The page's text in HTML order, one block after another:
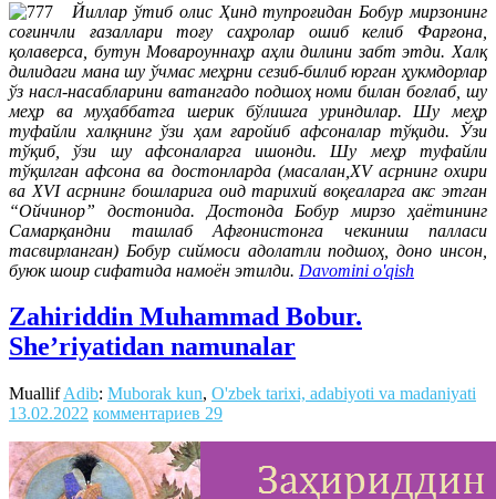
Йиллар ўтиб олис Ҳинд тупроғидан Бобур мирзонинг
соғинчли ғазаллари тоғу саҳролар ошиб келиб Фарғона,
қолаверса, бутун Мовароуннаҳр аҳли дилини забт этди. Халқ
дилидаги мана шу ўчмас меҳрни сезиб-билиб юрган ҳукмдорлар
ўз насл-насабларини ватангадо подшоҳ номи билан боғлаб, шу
меҳр ва муҳаббатга шерик бўлишга уриндилар. Шу меҳр
туфайли халқнинг ўзи ҳам ғаройиб афсоналар тўқиди. Ўзи
тўқиб, ўзи шу афсоналарга ишонди. Шу меҳр туфайли
тўқилган афсона ва достонларда (масалан,XV асрнинг охири
ва XVI асрнинг бошларига оид тарихий воқеаларга акс этган
“Ойчинор” достонида. Достонда Бобур мирзо ҳаётининг
Самарқандни ташлаб Афғонистонга чекиниш палласи
тасвирланган) Бобур сиймоси адолатли подшоҳ, доно инсон,
буюк шоир сифатида намоён этилди. Davomini o'qish
Zahiriddin Muhammad Bobur.
She’riyatidan namunalar
MuallifAdib: Muborak kun, O'zbek tarixi, adabiyoti va madaniyati
13.02.2022 комментариев 29